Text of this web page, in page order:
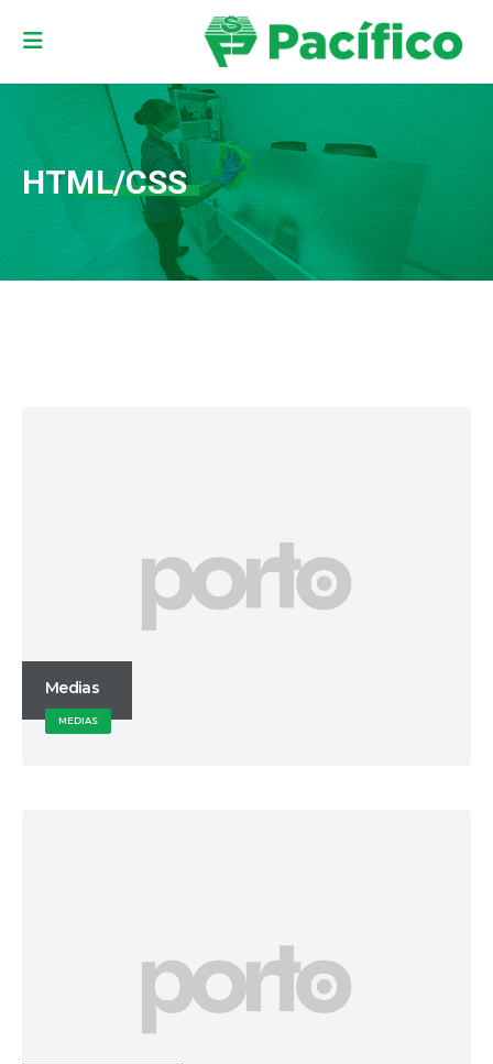
HTML/CSS
Small Slider
Medias
MEDIAS